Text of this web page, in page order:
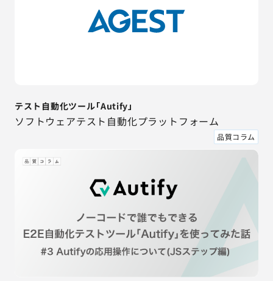
テスト自動化ツール「Autify」
ソフトウェアテスト自動化プラットフォーム
品質コラム